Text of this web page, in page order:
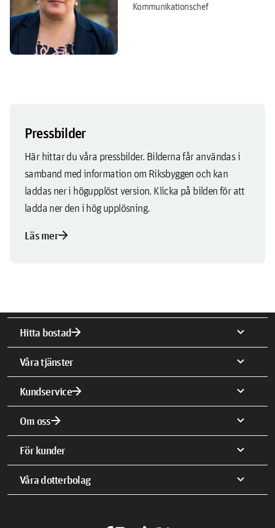
Kommunikationschef
Pressbilder
Här hittar du våra pressbilder. Bilderna får användas i
samband med information om Riksbyggen och kan
laddas ner i högupplöst version. Klicka på bilden för att
ladda ner den i hög upplösning.
Läs merarrow_forward
Hitta bostadarrow_forward expand_more
Våra tjänster expand_more
Kundservicearrow_forward expand_more
Om ossarrow_forward expand_more
För kunder expand_more
Våra dotterbolag expand_more